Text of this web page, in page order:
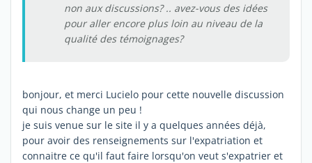
non aux discussions? .. avez-vous des idées
pour aller encore plus loin au niveau de la
qualité des témoignages?
bonjour, et merci Lucielo pour cette nouvelle discussion
qui nous change un peu !
je suis venue sur le site il y a quelques années déjà,
pour avoir des renseignements sur l'expatriation et
connaitre ce qu'il faut faire lorsqu'on veut s'expatrier et